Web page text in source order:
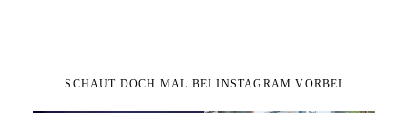
SCHAUT DOCH MAL BEI INSTAGRAM VORBEI